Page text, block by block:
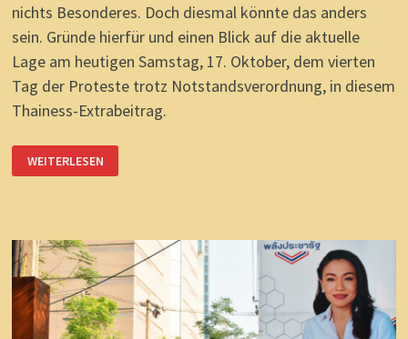
nichts Besonderes. Doch diesmal könnte das anders
sein. Gründe hierfür und einen Blick auf die aktuelle
Lage am heutigen Samstag, 17. Oktober, dem vierten
Tag der Proteste trotz Notstandsverordnung, in diesem
Thainess-Extrabeitrag.
AKTUELLE
LAGE:
WEITERLESEN